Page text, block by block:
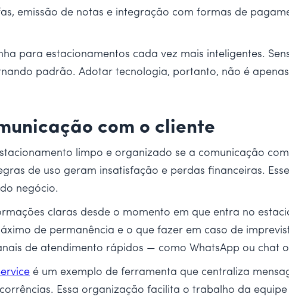
emissão de notas e integração com formas de
para estacionamentos cada vez mais inteligentes.
padrão. Adotar tecnologia, portanto, não é
com o cliente
limpo e organizado se a comunicação
de uso geram insatisfação e perdas financeiras.
negócio.
claras desde o momento em que entra no
de permanência e o que fazer em caso de
de atendimento rápidos — como WhatsApp ou chat
é um exemplo de ferramenta que centraliza
Essa organização facilita o trabalho da